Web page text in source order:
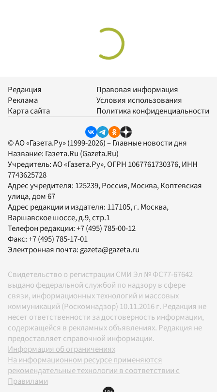
Редакция
Реклама
Карта сайта
Правовая информация
Условия использования
Политика конфиденциальности
© АО «Газета.Ру» (1999-2026) – Главные новости дня
Название: Газета.Ru (Gazeta.Ru)
Учредитель:АО «Газета.Ру», ОГРН 1067761730376, ИНН
7743625728
Адрес учредителя: 125239, Россия, Москва, Коптевская
улица, дом 67
Адрес редакции и издателя: 117105, г. Москва,
Варшавское шоссе, д.9, стр.1
Телефон редакции:+7 (495) 785-00-12
Факс:+7 (495) 785-17-01
Электронная почта:gazeta@gazeta.ru
Свидетельство о регистрации СМИ Эл № ФС77-67642
выдано федеральной службой по надзору в сфере
связи, информационных технологий и массовых
коммуникаций (Роскомнадзор) 10.11.2016 г. Редакция не
несет ответственности за достоверность информации,
содержащейся в рекламных объявлениях. Редакция не
предоставляет справочной информации.
Информация об ограничениях
На информационном ресурсе применяются
рекомендательные технологии в соответствии с
Правилами